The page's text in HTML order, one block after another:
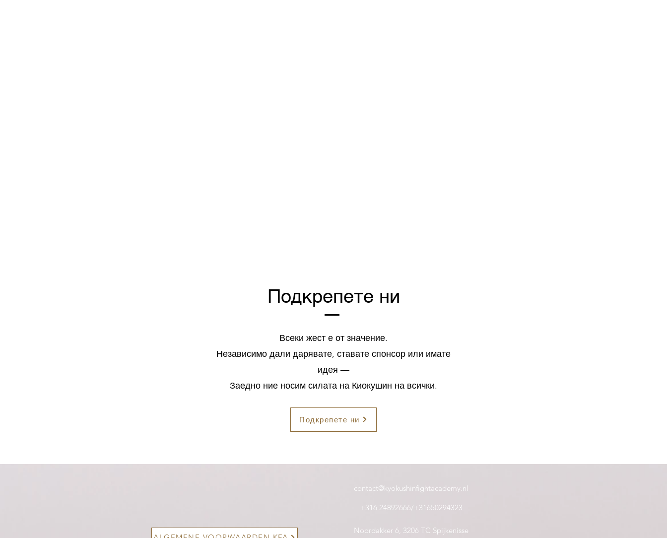
Подкрепете ни
Всеки жест е от значение.
Независимо дали дарявате, ставате спонсор или имате
идея —
Заедно ние носим силата на Киокушин на всички.
Подкрепете ни
contact@kyokushinfightacademy.nl
+316 24892666/+31650294323
Noordakker 6, 3206 TC Spijkenisse